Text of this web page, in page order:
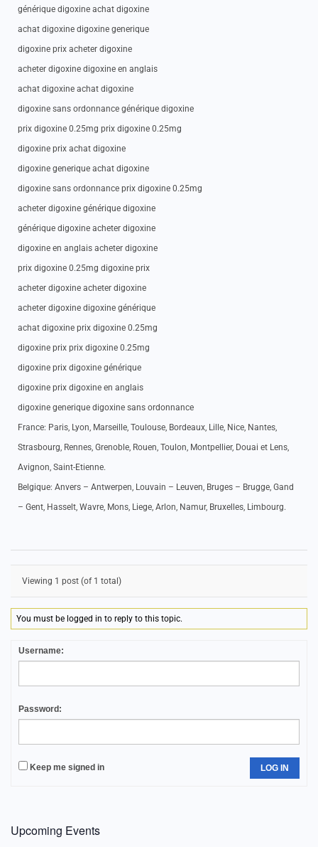
générique digoxine achat digoxine
achat digoxine digoxine generique
digoxine prix acheter digoxine
acheter digoxine digoxine en anglais
achat digoxine achat digoxine
digoxine sans ordonnance générique digoxine
prix digoxine 0.25mg prix digoxine 0.25mg
digoxine prix achat digoxine
digoxine generique achat digoxine
digoxine sans ordonnance prix digoxine 0.25mg
acheter digoxine générique digoxine
générique digoxine acheter digoxine
digoxine en anglais acheter digoxine
prix digoxine 0.25mg digoxine prix
acheter digoxine acheter digoxine
acheter digoxine digoxine générique
achat digoxine prix digoxine 0.25mg
digoxine prix prix digoxine 0.25mg
digoxine prix digoxine générique
digoxine prix digoxine en anglais
digoxine generique digoxine sans ordonnance
France: Paris, Lyon, Marseille, Toulouse, Bordeaux, Lille, Nice, Nantes,
Strasbourg, Rennes, Grenoble, Rouen, Toulon, Montpellier, Douai et Lens,
Avignon, Saint-Etienne.
Belgique: Anvers – Antwerpen, Louvain – Leuven, Bruges – Brugge, Gand
– Gent, Hasselt, Wavre, Mons, Liege, Arlon, Namur, Bruxelles, Limbourg.
Viewing 1 post (of 1 total)
You must be logged in to reply to this topic.
Username:
Password:
Keep me signed in LOG IN
Upcoming Events